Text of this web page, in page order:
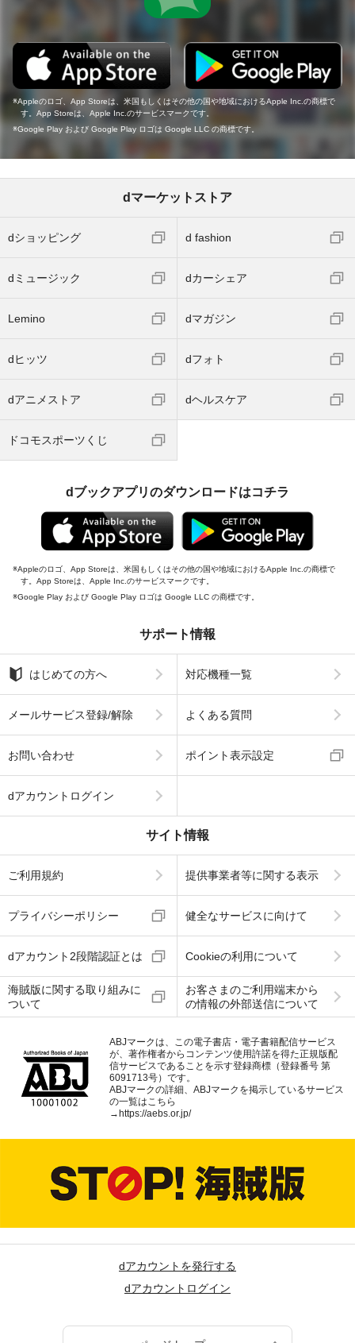
Appleのロゴ、App Storeは、米国もしくはその他の国や地域におけるApple Inc.の商標で
す。App Storeは、Apple Inc.のサービスマークです。
Google Play および Google Play ロゴは Google LLC の商標です。
dマーケットストア
dショッピング d fashion
dミュージック dカーシェア
Lemino dマガジン
dヒッツ dフォト
dアニメストア dヘルスケア
ドコモスポーツくじ
dブックアプリのダウンロードはコチラ
Appleのロゴ、App Storeは、米国もしくはその他の国や地域におけるApple Inc.の商標で
す。App Storeは、Apple Inc.のサービスマークです。
Google Play および Google Play ロゴは Google LLC の商標です。
サポート情報
はじめての方へ 対応機種一覧
メールサービス登録/解除 よくある質問
お問い合わせ ポイント表示設定
dアカウントログイン
サイト情報
ご利用規約 提供事業者等に関する表示
プライバシーポリシー 健全なサービスに向けて
dアカウント2段階認証とは Cookieの利用について
海賊版に関する取り組みに
ついて
お客さまのご利用端末から
の情報の外部送信について
ABJマークは、この電子書店・電子書籍配信サービス
が、著作権者からコンテンツ使用許諾を得た正規版配
信サービスであることを示す登録商標（登録番号 第
6091713号）です。
ABJマークの詳細、ABJマークを掲示しているサービス
の一覧はこちら
→ https://aebs.or.jp/
dアカウントを発行する
dアカウントログイン